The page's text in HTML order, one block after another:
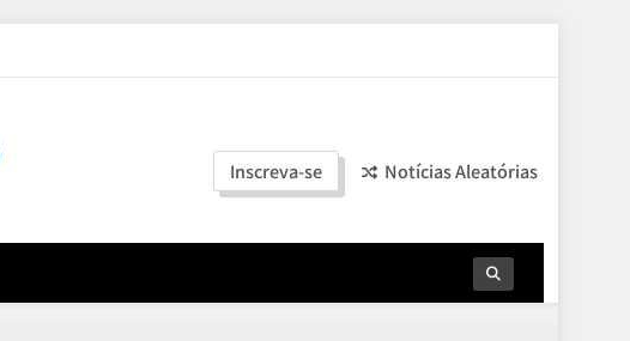
Inscreva-se Notícias Aleatórias